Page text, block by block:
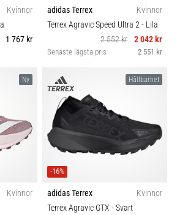
Kvinnor
1 767 kr
adidas Terrex
Kvinnor
Terrex Agravic Speed Ultra 2- Lila
2 552 kr
2 042 kr
Senaste lägsta pris 2 551 kr
Ny
Kvinnor
Hållbarhet
-16%
adidas Terrex
Kvinnor
Terrex Agravic GTX - Svart